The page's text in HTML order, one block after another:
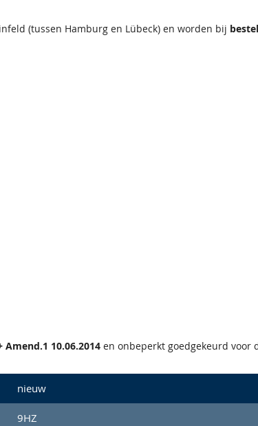
(tussen Hamburg en Lübeck) en worden bij
Amend.1 10.06.2014 en onbeperkt goedgekeurd voor
nieuw
9HZ